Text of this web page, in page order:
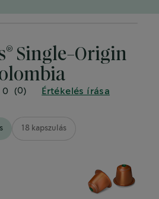
® Single-Origin
18 kapszulás
0 (0) Értékelés írása